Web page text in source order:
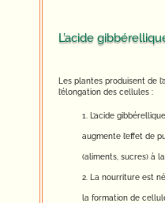
L’acide
Les plantes produisent de
l’élongation des cellules :
L’acide
augmente l’effet de
(aliments, sucres) à
La nourriture est
la formation de